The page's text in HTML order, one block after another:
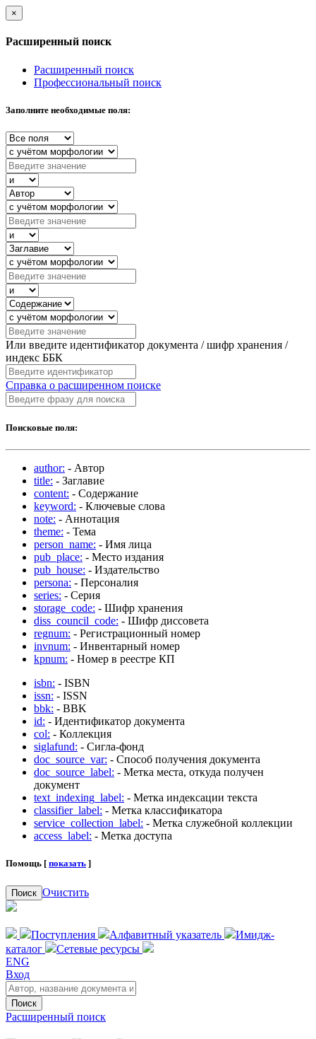
×
Расширенный поиск
Расширенный поиск
Профессиональный поиск
Заполните необходимые поля:
Или введите идентификатор документа / шифр хранения /
индекс ББК
Справка о расширенном поиске
Поисковые поля:
author: - Автор
title: - Заглавие
content: - Содержание
keyword: - Ключевые слова
note: - Аннотация
theme: - Тема
person_name: - Имя лица
pub_place: - Место издания
pub_house: - Издательство
persona: - Персоналия
series: - Серия
storage_code: - Шифр хранения
diss_council_code: - Шифр диссовета
regnum: - Регистрационный номер
invnum: - Инвентарный номер
kpnum: - Номер в реестре КП
isbn: - ISBN
issn: - ISSN
bbk: - BBK
id: - Идентификатор документа
col: - Коллекция
siglafund: - Сигла-фонд
doc_source_var: - Способ получения документа
doc_source_label: - Метка места, откуда получен
документ
text_indexing_label: - Метка индексации текста
classifier_label: - Метка классификатора
service_collection_label: - Метка служебной коллекции
access_label: - Метка доступа
Помощь [ показать ]
Поиск Очистить
Поступления Алфавитный указатель
Имидж-
каталог
Сетевые ресурсы
ENG
Вход
Поиск
Расширенный поиск